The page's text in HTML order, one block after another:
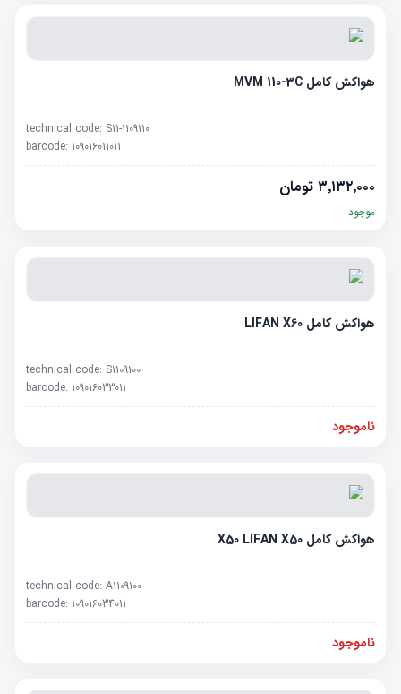
هواکش کامل MVM 110-3C
technical code: S11-1109110
barcode: 109016011011
۳٬۱۳۲٬۰۰۰ تومان
موجود
هواکش کامل LIFAN X60
technical code: S1109100
barcode: 109016033011
ناموجود
هواکش کامل X50 LIFAN X50
technical code: A1109100
barcode: 109016034011
ناموجود